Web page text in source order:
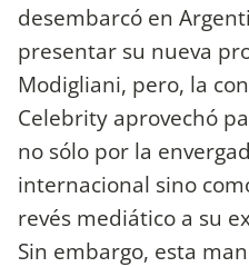
desembarcó en
presentar su nueva
Modigliani, pero, la
Celebrity aprovechó
no sólo por la
internacional sino
revés mediático a su
Sin embargo, esta